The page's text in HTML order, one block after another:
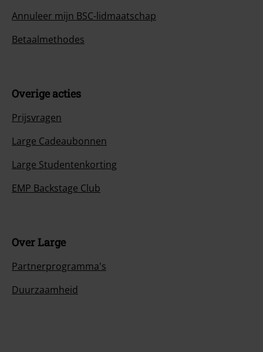
Annuleer mijn BSC-lidmaatschap
Betaalmethodes
Overige acties
Prijsvragen
Large Cadeaubonnen
Large Studentenkorting
EMP Backstage Club
Over Large
Partnerprogramma's
Duurzaamheid